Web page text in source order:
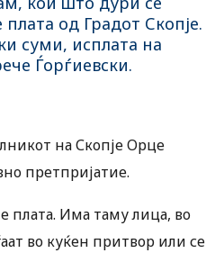
од Градот Скопје.
суми, исплата на
Ѓорѓиевски.
на Скопје Орце
претпријатие.
плата. Има таму лица, во
во куќен притвор или се